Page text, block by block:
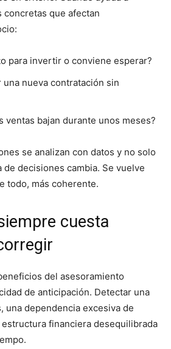
que afectan
para invertir o conviene esperar?
una nueva contratación sin
ventas bajan durante unos meses?
se analizan con datos y no solo
decisiones cambia. Se vuelve
todo, más coherente.
cuesta
del asesoramiento
de anticipación. Detectar una
una dependencia excesiva de
financiera desequilibrada